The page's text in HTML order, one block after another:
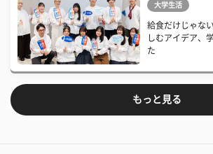
大学生活
給食だけじゃな
しむアイデア、
た
もっと見る